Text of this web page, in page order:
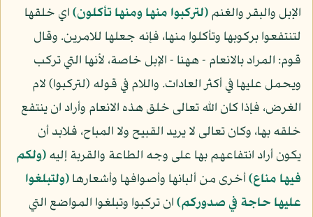
الإبل والبقر والغنم(لتركبوا منها ومنها تأكلون)اي خلقها
لتنتفعوا بركوبها وتأكلوا منها، فإنه جعلها للامرين. وقال
قوم: المراد بالانعام - ههنا - الإبل خاصة، لأنها التي تركب
ويحمل عليها في أكثر العادات. واللام في قوله (لتركبوا) لام
الغرض، فإذا كان الله تعالى خلق هذه الانعام وأراد ان ينتفع
خلقه بها، وكان تعالى لا يريد القبيح ولا المباح، فلابد أن
يكون أراد انتفاعهم بها على وجه الطاعة والقربة إليه(ولكم
فيها مناع)أخرى من ألبانها وأصوافها وأشعارها(ولتبلغوا
عليها حاجة في صدوركم)ان تركبوا وتبلغوا المواضع التي